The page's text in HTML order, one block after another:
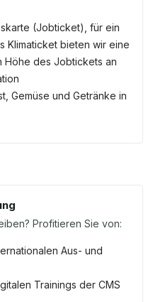
(Jobticket), für ein
Klimaticket bieten wir eine
Höhe des Jobtickets an
Gemüse und Getränke in
Profitieren Sie von:
Aus- und
Trainings der CMS